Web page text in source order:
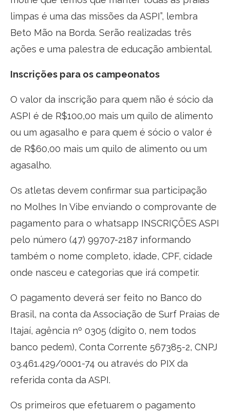
limpas é uma das missões da ASPI”, lembra
Beto Mão na Borda. Serão realizadas três
ações e uma palestra de educação ambiental.
Inscrições para os campeonatos
O valor da inscrição para quem não é sócio da
ASPI é de R$100,00 mais um quilo de alimento
ou um agasalho e para quem é sócio o valor é
de R$60,00 mais um quilo de alimento ou um
agasalho.
Os atletas devem confirmar sua participação
no Molhes In Vibe enviando o comprovante de
pagamento para o whatsapp INSCRIÇÕES ASPI
pelo número (47) 99707-2187 informando
também o nome completo, idade, CPF, cidade
onde nasceu e categorias que irá competir.
O pagamento deverá ser feito no Banco do
Brasil, na conta da Associação de Surf Praias de
Itajaí, agência nº 0305 (dígito 0, nem todos
banco pedem), Conta Corrente 567385-2, CNPJ
03.461.429/0001-74 ou através do PIX da
referida conta da ASPI.
Os primeiros que efetuarem o pagamento